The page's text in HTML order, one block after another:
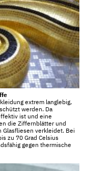
extrem langlebig,
werden. Da
ist und eine
die Ziffernblätter und
Glasfliesen verkleidet. Bei
zu 70 Grad Celsius
gegen thermische